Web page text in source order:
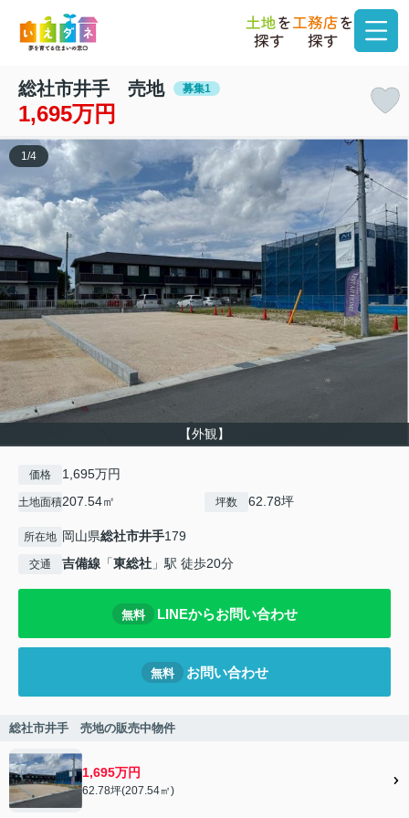
土地を
探す
工務店を
探す
総社市井手 売地 募集1
1,695万円
【外観】
1 /4
価格 1,695万円
土地面積207.54㎡ 坪数 62.78坪
所在地 岡山県総社市井手179
交通 吉備線 「東総社 」駅 徒歩20分
無料 LINEからお問い合わせ
無料 お問い合わせ
総社市井手 売地の販売中物件
1,695万円
62.78坪(207.54㎡)